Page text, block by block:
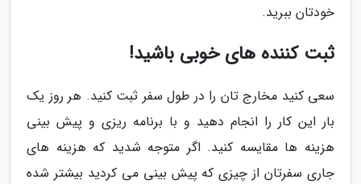
خودتان ببرید.
ثبت کننده های خوبی باشید!
سعی کنید مخارج تان را در طول سفر ثبت کنید. هر روز یک
بار این کار را انجام دهید و با برنامه ریزی و پیش بینی
هزینه ها مقایسه کنید. اگر متوجه شدید که هزینه های
جاری سفرتان از چیزی که پیش بینی می کردید بیشتر شده